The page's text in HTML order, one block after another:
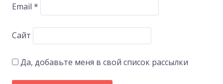
Email *
Сайт
Да, добавьте меня в свой список рассылки